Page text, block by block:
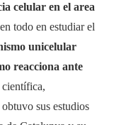
celular en el area
todo en estudiar el
unicelular
reacciona ante
científica,
sus estudios